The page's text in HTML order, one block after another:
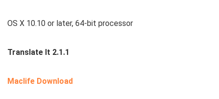
OS X 10.10 or later, 64-bit processor
Translate It 2.1.1
Maclife Download